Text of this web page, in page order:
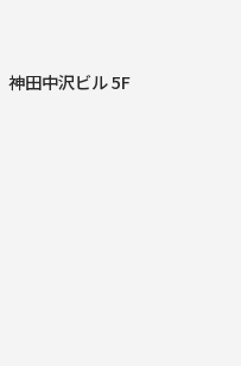
神田中沢ビル 5F